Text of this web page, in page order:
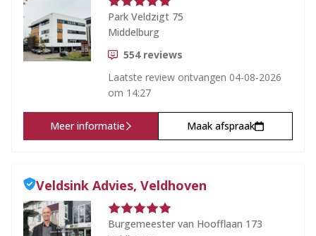
Park Veldzigt 75
Middelburg
554reviews
Laatste review ontvangen 04-08-2026
om 14:27
Meer informatie Maak afspraak
Veldsink Advies, Veldhoven
Burgemeester van Hoofflaan 173